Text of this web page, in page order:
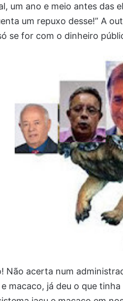
um ano e meio antes das
um repuxo desse!” A
se for com o dinheiro
Não acerta num
macaco, já deu o que